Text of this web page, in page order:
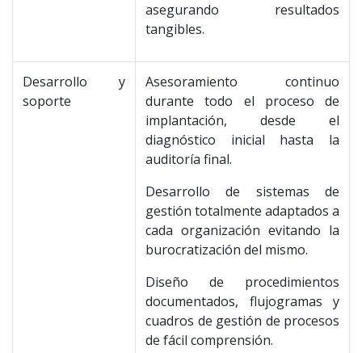
asegurando resultados
tangibles.
Desarrollo y
soporte
Asesoramiento continuo
durante todo el proceso de
implantación, desde el
diagnóstico inicial hasta la
auditoría final.
Desarrollo de sistemas de
gestión totalmente adaptados a
cada organización evitando la
burocratización del mismo.
Diseño de procedimientos
documentados, flujogramas y
cuadros de gestión de procesos
de fácil comprensión.